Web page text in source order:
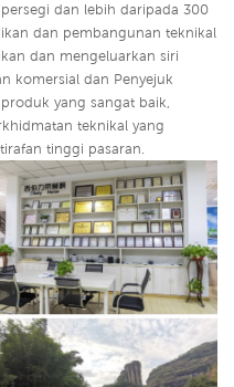
dan lebih daripada 300
dan pembangunan teknikal
dan mengeluarkan siri
komersial dan Penyejuk
yang sangat baik,
teknikal yang
tinggi pasaran.